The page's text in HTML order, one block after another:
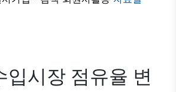
시장 점유율 변